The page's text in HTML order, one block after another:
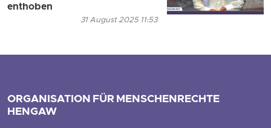
enthoben
31 August 2025 11:53
ORGANISATION FÜR MENSCHENRECHTE
HENGAW